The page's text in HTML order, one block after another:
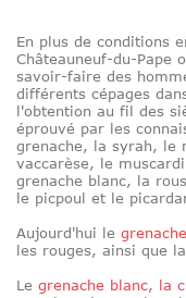
En plus de conditions
Châteauneuf-du-Pape
savoir-faire des
différents cépages
l'obtention au fil des
éprouvé par les
grenache, la syrah, le
vaccarèse, le
grenache blanc, la
le picpoul et le
Aujourd'hui le
les rouges, ainsi que
Le grenache blanc, la